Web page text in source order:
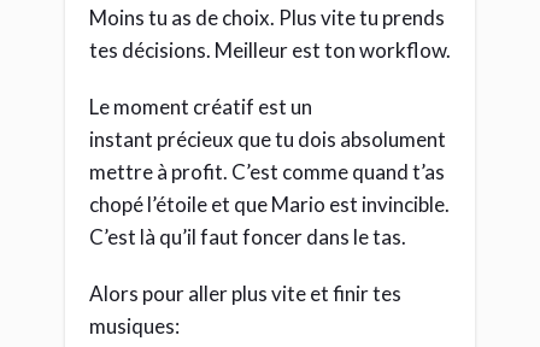
Moins tu as de choix. Plus vite tu prends
tes décisions. Meilleur est ton workflow.
Le moment créatif est un
instant précieux que tu dois absolument
mettre à profit. C’est comme quand t’as
chopé l’étoile et que Mario est invincible.
C’est là qu’il faut foncer dans le tas.
Alors pour aller plus vite et finir tes
musiques: